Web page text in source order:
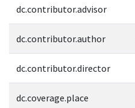
dc.contributor.advisor
dc.contributor.author
dc.contributor.director
dc.coverage.place